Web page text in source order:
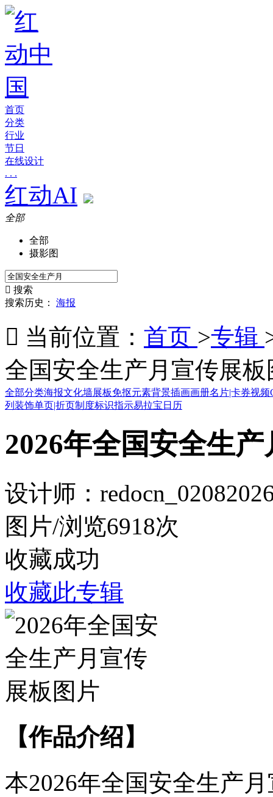
首页
分类
行业
节日
在线设计
. . .
红动AI
全部
全部
摄影图
 搜索
搜索历史：
海报
 当前位置： 首页 >专辑
全国安全生产月宣传展板
全部分类海报文化墙展板免抠元素背景插画画册名片|卡券视频
列装饰单页|折页制度标识指示易拉宝 日历
2026年全国安全生
设计师：redocn_0208
图片/浏览6918次
收藏成功
收藏此专辑
【作品介绍】
本2026年全国安全生产